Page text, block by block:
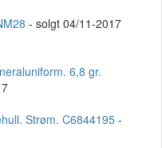
- solgt 04/11-2017
6,8 gr.
Strøm. C6844195 -